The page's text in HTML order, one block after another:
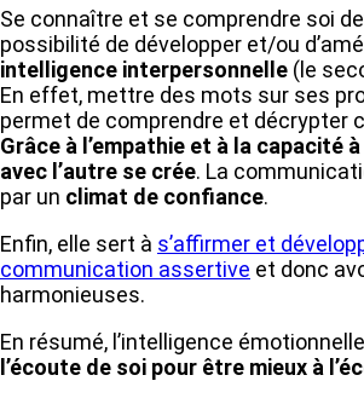
Se connaître et se comprendre soi
possibilité de développer et/ou
intelligence interpersonnelle (le
En effet, mettre des mots sur ses
permet de comprendre et décrypter
Grâce à l’empathie et à la capacité
avec l’autre se crée. La
par un climat de confiance.
Enfin, elle sert à s’affirmer et
communication assertive et donc
harmonieuses.
En résumé, l’intelligence
l’écoute de soi pour être mieux à